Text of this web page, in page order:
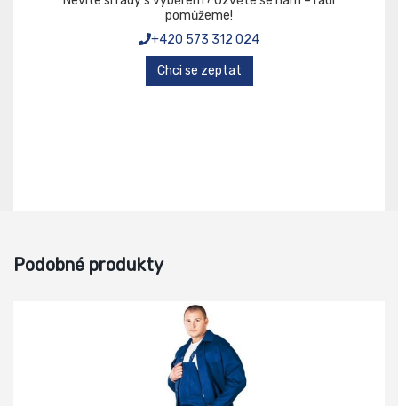
pomůžeme!
+420 573 312 024
Chci se zeptat
Podobné produkty